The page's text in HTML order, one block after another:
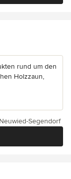
rund um den
Holzzaun,
Segendorf